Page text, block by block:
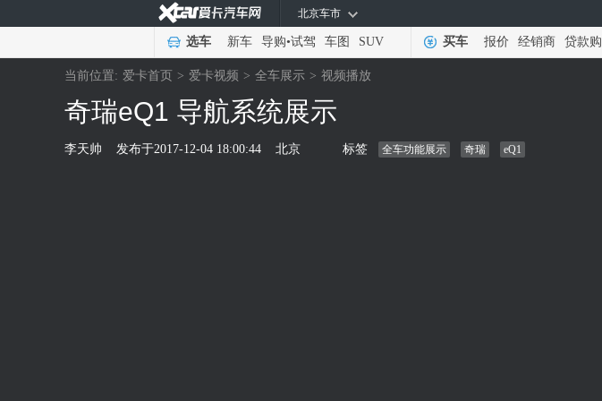
北京车市
选车 新车 导购•试驾 车图 SUV 买车 报价 经销商 贷款购
当前位置: 爱卡首页 > 爱卡视频 > 全车展示 > 视频播放
奇瑞eQ1 导航系统展示
李天帅 发布于2017-12-04 18:00:44 北京 标签 全车功能展示 奇瑞 eQ1